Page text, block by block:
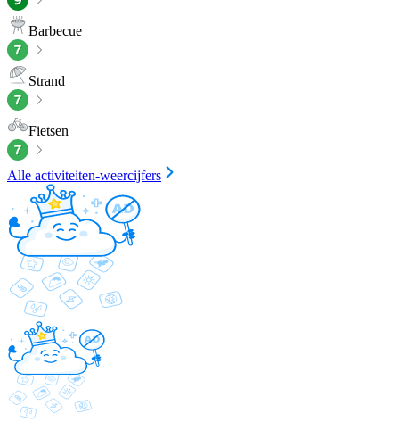
Barbecue
Strand
Fietsen
Alle activiteiten-weercijfers